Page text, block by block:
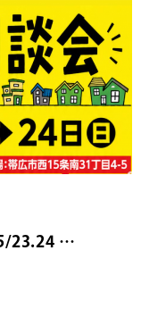
23.24 …